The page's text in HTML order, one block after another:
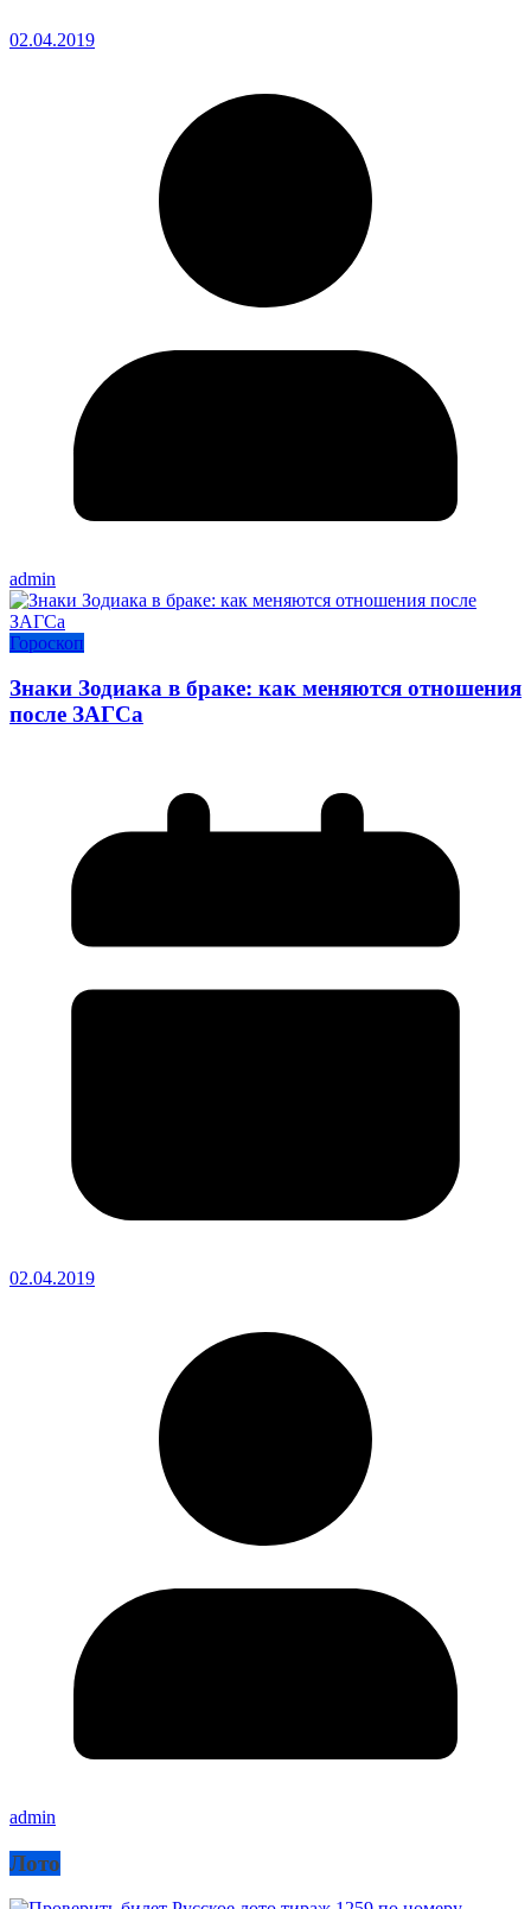
02.04.2019
admin
Гороскоп
Знаки Зодиака в браке: как меняются отношения
после ЗАГСа
02.04.2019
admin
Лото